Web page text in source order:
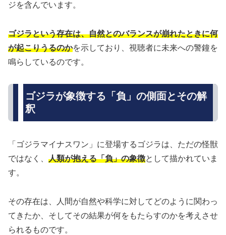
ジを含んでいます。
ゴジラという存在は、自然とのバランスが崩れたときに何
が起こりうるのかを示しており、視聴者に未来への警鐘を
鳴らしているのです。
ゴジラが象徴する「負」の側面とその解
釈
「ゴジラマイナスワン」に登場するゴジラは、ただの怪獣
ではなく、 人類が抱える「負」の象徴として描かれていま
す。
その存在は、人間が自然や科学に対してどのように関わっ
てきたか、そしてその結果が何をもたらすのかを考えさせ
られるものです。